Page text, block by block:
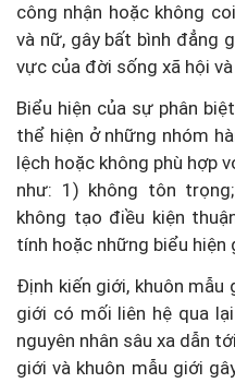
công nhận hoặc không
và nữ, gây bất bình đẳng
vực của đời sống xã hội
Biểu hiện của sự phân
thể hiện ở những nhóm
lệch hoặc không phù hợp
như: 1) không tôn
không tạo điều kiện
tính hoặc những biểu hiện
Định kiến giới, khuôn
giới có mối liên hệ qua
nguyên nhân sâu xa dẫn
giới và khuôn mẫu giới